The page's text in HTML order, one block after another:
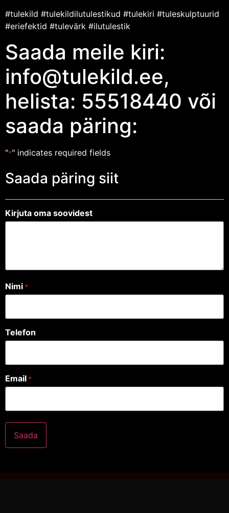
#tulekild #tulekildilutulestikud #tulekiri #tuleskulptuurid
#eriefektid #tulevärk #ilutulestik
Saada meile kiri:
info@tulekild.ee,
helista: 55518440 või
saada päring:
"*" indicates required fields
Saada päring siit
Kirjuta oma soovidest
Nimi *
Telefon
Email *